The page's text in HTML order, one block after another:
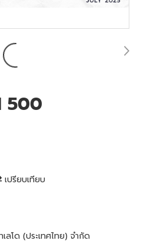
500
เปรียบเทียบ
ลโด (ประเทศไทย) จำกัด